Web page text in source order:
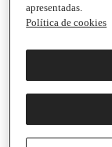
10,79 €
apresentadas.
Política de cookies